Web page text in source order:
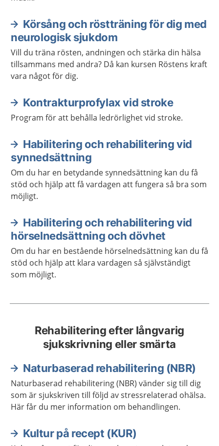
Körsång och röstträning för dig med
neurologisk sjukdom
Vill du träna rösten, andningen och stärka din hälsa
tillsammans med andra? Då kan kursen Röstens kraft
vara något för dig.
Kontrakturprofylax vid stroke
Program för att behålla ledrörlighet vid stroke.
Habilitering och rehabilitering vid
synnedsättning
Om du har en betydande synnedsättning kan du få
stöd och hjälp att få vardagen att fungera så bra som
möjligt.
Habilitering och rehabilitering vid
hörselnedsättning och dövhet
Om du har en bestående hörselnedsättning kan du få
stöd och hjälp att klara vardagen så självständigt
som möjligt.
Rehabilitering efter långvarig
sjukskrivning eller smärta
Naturbaserad rehabilitering (NBR)
Naturbaserad rehabilitering (NBR) vänder sig till dig
som är sjukskriven till följd av stressrelaterad ohälsa.
Här får du mer information om behandlingen.
Kultur på recept (KUR)